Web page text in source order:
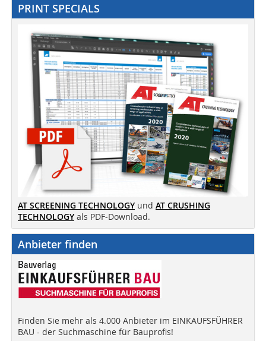
PRINT SPECIALS
AT SCREENING TECHNOLOGY und AT CRUSHING
TECHNOLOGY als PDF-Download.
Anbieter finden
Finden Sie mehr als 4.000 Anbieter im EINKAUFSFÜHRER
BAU - der Suchmaschine für Bauprofis!